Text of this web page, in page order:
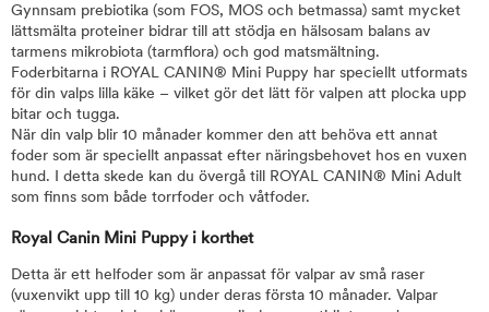
Gynnsam prebiotika (som FOS, MOS och betmassa) samt mycket
lättsmälta proteiner bidrar till att stödja en hälsosam balans av
tarmens mikrobiota (tarmflora) och god matsmältning.
Foderbitarna i ROYAL CANIN® Mini Puppy har speciellt utformats
för din valps lilla käke – vilket gör det lätt för valpen att plocka upp
bitar och tugga.
När din valp blir 10 månader kommer den att behöva ett annat
foder som är speciellt anpassat efter näringsbehovet hos en vuxen
hund. I detta skede kan du övergå till ROYAL CANIN® Mini Adult
som finns som både torrfoder och våtfoder.
Royal Canin Mini Puppy i korthet
Detta är ett helfoder som är anpassat för valpar av små raser
(vuxenvikt upp till 10 kg) under deras första 10 månader. Valpar